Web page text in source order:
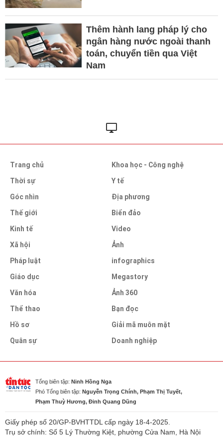
Thêm hành lang pháp lý cho
ngân hàng nước ngoài thanh
toán, chuyển tiền qua Việt
Nam
Trang chủ
Thời sự
Góc nhìn
Thế giới
Kinh tế
Xã hội
Pháp luật
Giáo dục
Văn hóa
Thể thao
Hồ sơ
Quân sự
Khoa học - Công nghệ
Y tế
Địa phương
Biển đảo
Video
Ảnh
infographics
Megastory
Ảnh 360
Bạn đọc
Giải mã muôn mặt
Doanh nghiệp
Tổng biên tập: Ninh Hồng Nga
Phó Tổng biên tập: Nguyễn Trọng Chính, Phạm Thị Tuyết,
Phạm Thuỳ Hương, Đinh Quang Dũng
Giấy phép số 20/GP-BVHTTDL cấp ngày 18-4-2025.
Trụ sở chính: Số 5 Lý Thường Kiệt, phường Cửa Nam, Hà Nội